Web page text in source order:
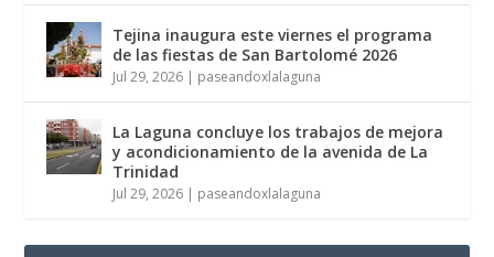
Tejina inaugura este viernes el programa
de las fiestas de San Bartolomé 2026
Jul 29, 2026 | paseandoxlalaguna
La Laguna concluye los trabajos de mejora
y acondicionamiento de la avenida de La
Trinidad
Jul 29, 2026 | paseandoxlalaguna